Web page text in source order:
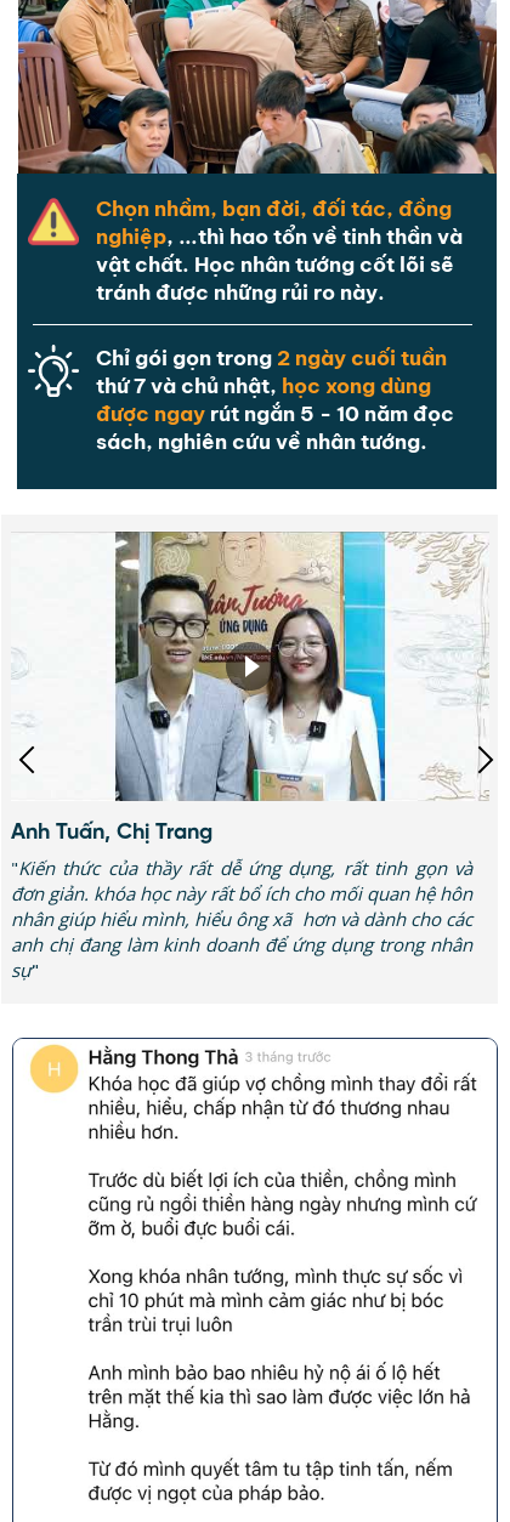
Chọn nhầm, bạn đời, đối tác, đồng
nghiệp, ...thì hao tổn về tinh thần và
vật chất. Học nhân tướng cốt lõi sẽ
tránh được những rủi ro này.
Chỉ gói gọn trong 2 ngày cuối tuần
thứ 7 và chủ nhật, học xong dùng
được ngay rút ngắn 5 - 10 năm đọc
sách, nghiên cứu về nhân tướng.
Anh Trương Hoàng Vũ
"Lớp nhân tướng này khác với các lớp bên ngoài, ở đây
sẽ đi sâu vào gốc rễ nhiều hơn, giúp mình nhận ra nhiều
lỗi của mình, tìm được con đường mình cần phát triển và
sửa mình trong tương lai"